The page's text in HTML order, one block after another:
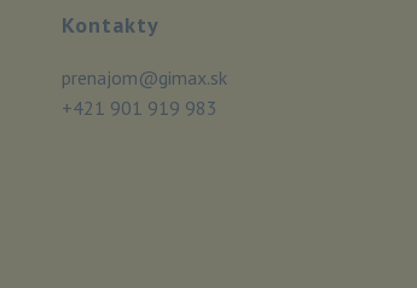
Kontakty
prenajom@gimax.sk
+421 901 919 983